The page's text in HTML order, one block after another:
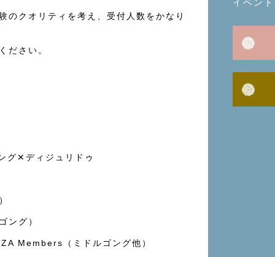
のクオリティを考え、受付人数をかなり
さい。
グ✕ディジュリドゥ
ング）
Members（ミドルゴング他）
イベン